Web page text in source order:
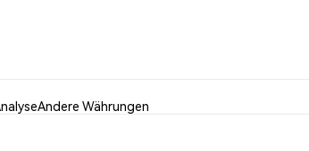
Andere Währungen